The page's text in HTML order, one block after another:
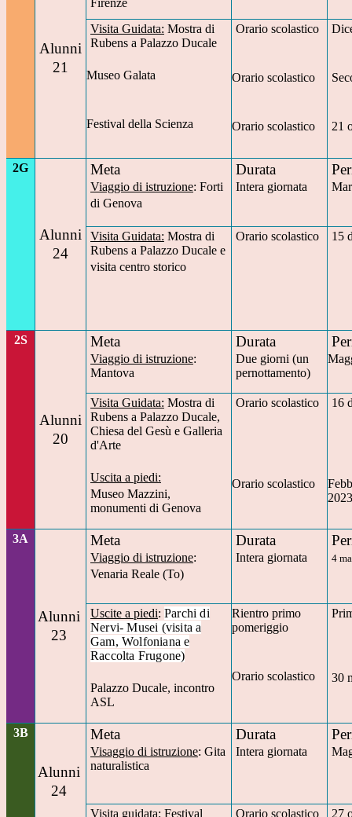
Alunni
21
Firenze
Visita Guidata: Mostra di
Rubens a Palazzo Ducale
Museo Galata
Festival della Scienza
Orario scolastico
Orario scolastico
Orario scolastico 21
2G
Alunni
24
Meta
Viaggio di istruzione: Forti
di Genova
Durata
Intera giornata
Visita Guidata: Mostra di
Rubens a Palazzo Ducale e
visita centro storico
Orario scolastico 15
2S
Alunni
20
Meta
Viaggio di istruzione:
Mantova
Durata
Due giorni (un
pernottamento)
Visita Guidata: Mostra di
Rubens a Palazzo Ducale,
Chiesa del Gesù e Galleria
d'Arte
Uscita a piedi:
Museo Mazzini,
monumenti di Genova
Orario scolastico
Orario scolastico
16
3A
Alunni
23
Meta
Viaggio di istruzione:
Venaria Reale (To)
Durata
Intera giornata 4
Uscite a piedi: Parchi di
Nervi- Musei (visita a
Gam, Wolfoniana e
Raccolta Frugone)
Palazzo Ducale, incontro
ASL
Rientro primo
pomeriggio
Orario scolastico 30
3B
Alunni
24
Meta
Visaggio di istruzione: Gita
naturalistica
Durata
Intera giornata
Visita guidata: Festival Orario scolastico 27